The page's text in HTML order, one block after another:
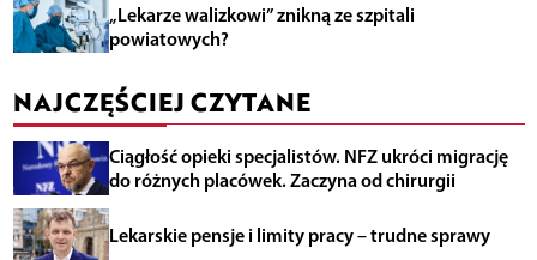
„Lekarze walizkowi” znikną ze szpitali
powiatowych?
NAJCZĘŚCIEJ CZYTANE
Ciągłość opieki specjalistów. NFZ ukróci migrację
do różnych placówek. Zaczyna od chirurgii
Lekarskie pensje i limity pracy – trudne sprawy